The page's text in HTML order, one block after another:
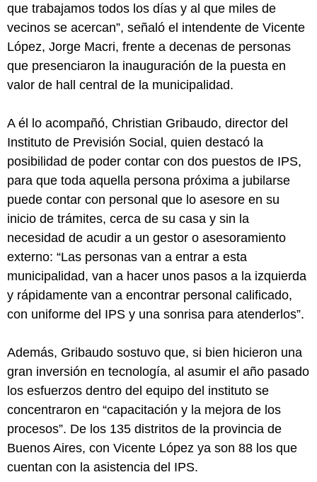
que trabajamos todos los días y al que miles de
vecinos se acercan”, señaló el intendente de Vicente
López, Jorge Macri, frente a decenas de personas
que presenciaron la inauguración de la puesta en
valor de hall central de la municipalidad.
A él lo acompañó, Christian Gribaudo, director del
Instituto de Previsión Social, quien destacó la
posibilidad de poder contar con dos puestos de IPS,
para que toda aquella persona próxima a jubilarse
puede contar con personal que lo asesore en su
inicio de trámites, cerca de su casa y sin la
necesidad de acudir a un gestor o asesoramiento
externo: “Las personas van a entrar a esta
municipalidad, van a hacer unos pasos a la izquierda
y rápidamente van a encontrar personal calificado,
con uniforme del IPS y una sonrisa para atenderlos”.
Además, Gribaudo sostuvo que, si bien hicieron una
gran inversión en tecnología, al asumir el año pasado
los esfuerzos dentro del equipo del instituto se
concentraron en “capacitación y la mejora de los
procesos”. De los 135 distritos de la provincia de
Buenos Aires, con Vicente López ya son 88 los que
cuentan con la asistencia del IPS.